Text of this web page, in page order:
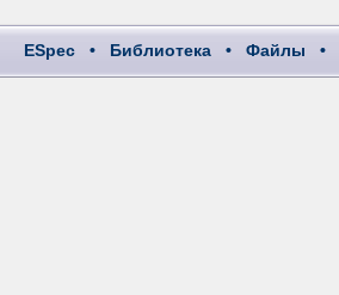
ESpec • Библиотека • Файлы •